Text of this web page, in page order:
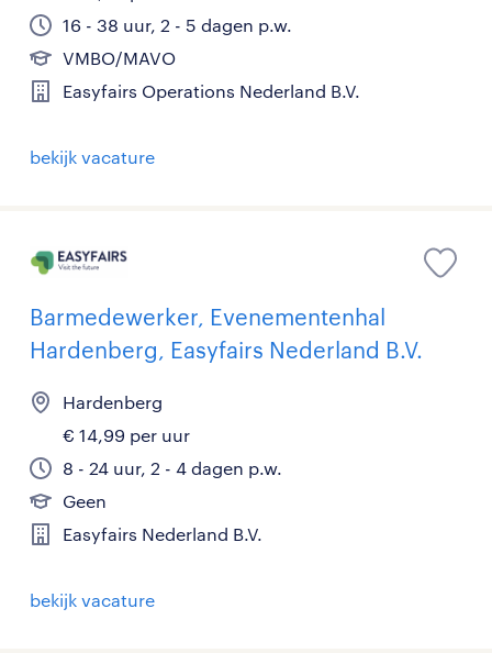
16 - 38 uur, 2 - 5 dagen p.w.
VMBO/MAVO
Easyfairs Operations Nederland B.V.
bekijk vacature
Barmedewerker, Evenementenhal
Hardenberg, Easyfairs Nederland B.V.
Hardenberg
€ 14,99 per uur
8 - 24 uur, 2 - 4 dagen p.w.
Geen
Easyfairs Nederland B.V.
bekijk vacature